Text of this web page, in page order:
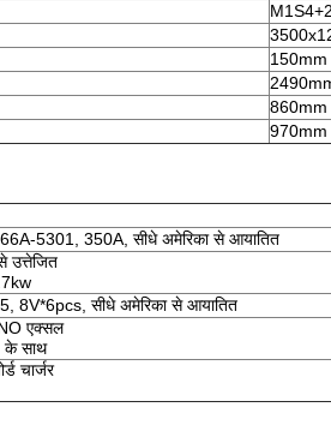
M1S4+2
150mm
860mm
970mm
5301, 350A, सीधे अमेरिका से आयातित
उत्तेजित
8V*6pcs, सीधे अमेरिका से आयातित
एक्सल
के साथ
चार्जर